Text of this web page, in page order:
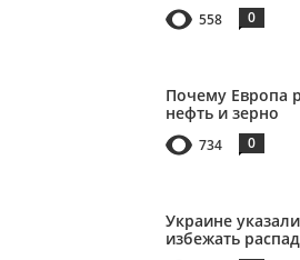
558 0
Почему Европа
нефть и зерно
734 0
Украине
избежать